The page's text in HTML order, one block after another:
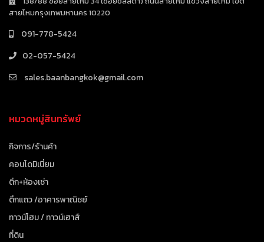
สายไหมกรุงเทพมหานคร 10220
091-778-5424
02-057-5424
sales.baanbangkok@gmail.com
หมวดหมู่สินทรัพย์
กิจการ/ร้านค้า
คอนโดมิเนี่ยม
ตึก+ห้องเช่า
ตึกแถว /อาคารพาณิชย์
ทาวน์โฮม / ทาวน์เฮาส์
ที่ดิน